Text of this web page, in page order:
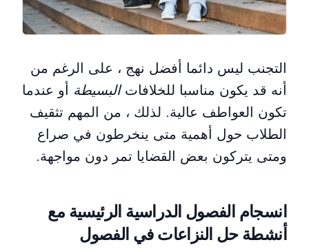
التجنب ليس دائما أفضل نهج ، على الرغم من
أنه قد يكون مناسبا للخلافاتالبسيطة أو عندما
تكون العواطف عالية. لذلك ، من المهم تثقيف
الطلاب حول أهمية متى ينخرطون في صراع
ومتى يتركون بعض القضايا تمر دون مواجهة.
انسجام الفصول الدراسية الرئيسية مع
أنشطة حل النزاعات في الفصول